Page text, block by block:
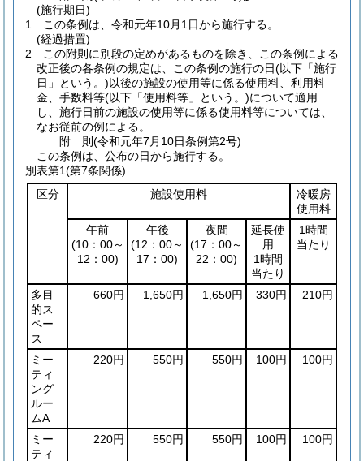
(施行期日)
1
この条例は、令和元年10月1日から施行する。
(経過措置)
2
この附則に別段の定めがあるものを除き、この条例による
改正後の各条例の規定は、この条例の施行の日(以下「施行
日」という。)以後の施設の使用等に係る使用料、利用料
金、手数料等(以下「使用料等」という。)について適用
し、施行日前の施設の使用等に係る使用料等については、
なお従前の例による。
附 則(令和元年7月10日条例第2号)
この条例は、公布の日から施行する。
別表第1(第7条関係)
区分
施設使用料
冷暖房
使用料
午前
(10：00～
12：00)
午後
(12：00～
17：00)
夜間
(17：00～
22：00)
延長使
用
1時間
当たり
1時間
当たり
多目
的ス
ペー
ス
660円 1,650円 1,650円 330円 210円
ミー
ティ
ング
ルー
ムA
220円 550円 550円 100円 100円
ミー
ティ
220円 550円 550円 100円 100円